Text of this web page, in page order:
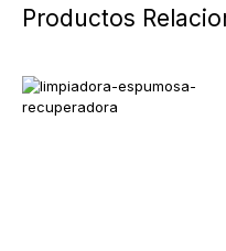
Productos